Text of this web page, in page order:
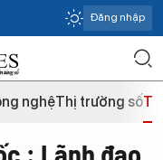
Đăng nhập
nghệThị trường số